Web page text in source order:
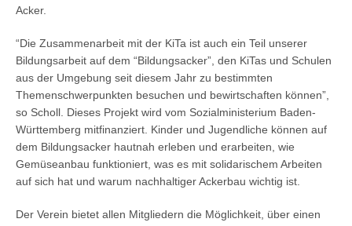
Acker.
“Die Zusammenarbeit mit der KiTa ist auch ein Teil unserer
Bildungsarbeit auf dem “Bildungsacker”, den KiTas und Schulen
aus der Umgebung seit diesem Jahr zu bestimmten
Themenschwerpunkten besuchen und bewirtschaften können”,
so Scholl. Dieses Projekt wird vom Sozialministerium Baden-
Württemberg mitfinanziert. Kinder und Jugendliche können auf
dem Bildungsacker hautnah erleben und erarbeiten, wie
Gemüseanbau funktioniert, was es mit solidarischem Arbeiten
auf sich hat und warum nachhaltiger Ackerbau wichtig ist.
Der Verein bietet allen Mitgliedern die Möglichkeit, über einen